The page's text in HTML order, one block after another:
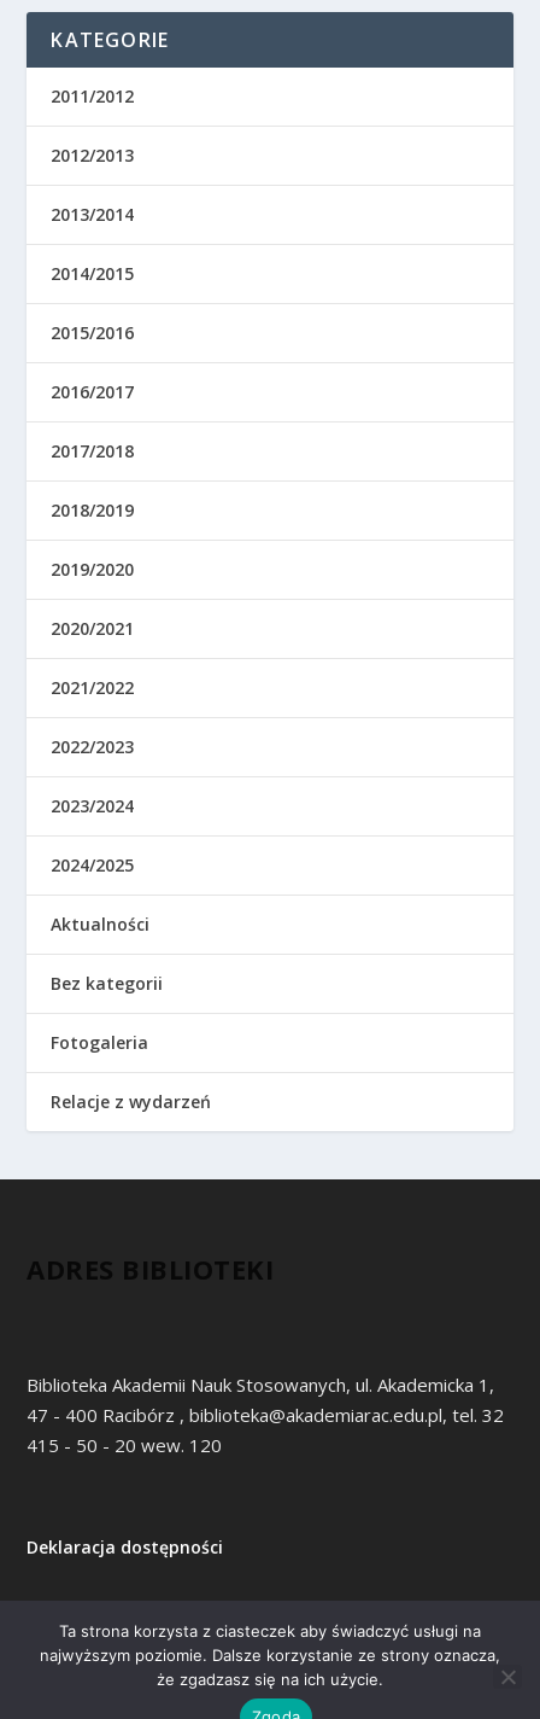
KATEGORIE
2011/2012
2012/2013
2013/2014
2014/2015
2015/2016
2016/2017
2017/2018
2018/2019
2019/2020
2020/2021
2021/2022
2022/2023
2023/2024
2024/2025
Aktualności
Bez kategorii
Fotogaleria
Relacje z wydarzeń
ADRES BIBLIOTEKI
Biblioteka Akademii Nauk Stosowanych, ul. Akademicka 1,
47 - 400 Racibórz , biblioteka@akademiarac.edu.pl, tel. 32
415 - 50 - 20 wew. 120
Deklaracja dostępności
Zaprojektowany przez Elegant Themes| Obsługiwane przez
WordPress
Ta strona korzysta z ciasteczek aby świadczyć usługi na
najwyższym poziomie. Dalsze korzystanie ze strony oznacza,
że zgadzasz się na ich użycie.